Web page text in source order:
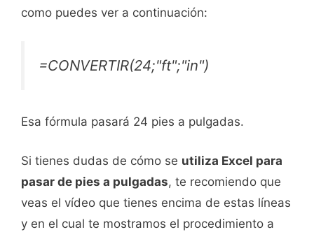
como puedes ver a continuación:
=CONVERTIR(24;"ft";"in")
Esa fórmula pasará 24 pies a pulgadas.
Si tienes dudas de cómo se utiliza Excel para
pasar de pies a pulgadas, te recomiendo que
veas el vídeo que tienes encima de estas líneas
y en el cual te mostramos el procedimiento a